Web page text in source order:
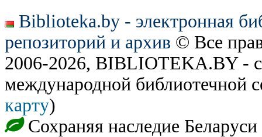
Biblioteka.by - электронная
репозиторий и архив © Все
2006-2026, BIBLIOTEKA.BY -
международной библиотечной
карту)
Сохраняя наследие Беларуси